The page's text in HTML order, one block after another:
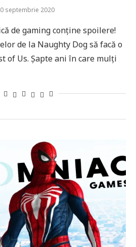
septembrie 2020
de gaming conține spoilere!
de la Naughty Dog să facă o
of Us. Șapte ani în care mulți